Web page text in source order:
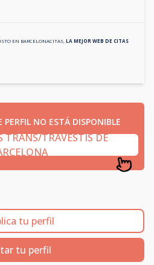
EN BARCELONACITAS LA MEJOR WEB DE CITAS
NO ESTÁ DISPONIBLE
TRANS/TRAVESTIS DE
tu perfil
tu perfil